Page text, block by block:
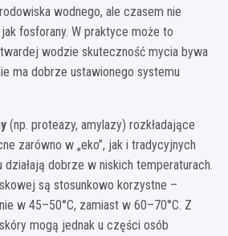
wodnego, ale czasem nie
fosforany. W praktyce może to
wodzie skuteczność mycia bywa
ma dobrze ustawionego systemu
(np. proteazy, amylazy) rozkładające
zarówno w „eko”, jak i tradycyjnych
dobrze w niskich temperaturach.
są stosunkowo korzystne –
w 45–50°C, zamiast w 60–70°C. Z
mogą jednak u części osób